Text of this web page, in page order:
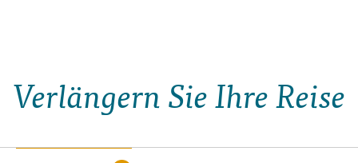
Verlängern Sie Ihre Reise